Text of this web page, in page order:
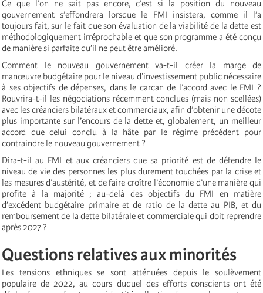
Ce que l’on ne sait pas encore, c’est si la position du nouveau
gouvernement s’effondrera lorsque le FMI insistera, comme il l’a
toujours fait, sur le fait que son évaluation de la viabilité de la dette est
méthodologiquement irréprochable et que son programme a été conçu
de manière si parfaite qu’il ne peut être amélioré.
Comment le nouveau gouvernement va-t-il créer la marge de
manœuvre budgétaire pour le niveau d’investissement public nécessaire
à ses objectifs de dépenses, dans le carcan de l’accord avec le FMI ?
Rouvrira-t-il les négociations récemment conclues (mais non scellées)
avec les créanciers bilatéraux et commerciaux, afin d’obtenir une décote
plus importante sur l’encours de la dette et, globalement, un meilleur
accord que celui conclu à la hâte par le régime précédent pour
contraindre le nouveau gouvernement ?
Dira-t-il au FMI et aux créanciers que sa priorité est de défendre le
niveau de vie des personnes les plus durement touchées par la crise et
les mesures d’austérité, et de faire croître l’économie d’une manière qui
profite à la majorité ; au-delà des objectifs du FMI en matière
d’excédent budgétaire primaire et de ratio de la dette au PIB, et du
remboursement de la dette bilatérale et commerciale qui doit reprendre
après 2027 ?
Questions relatives aux minorités
Les tensions ethniques se sont atténuées depuis le soulèvement
populaire de 2022, au cours duquel des efforts conscients ont été